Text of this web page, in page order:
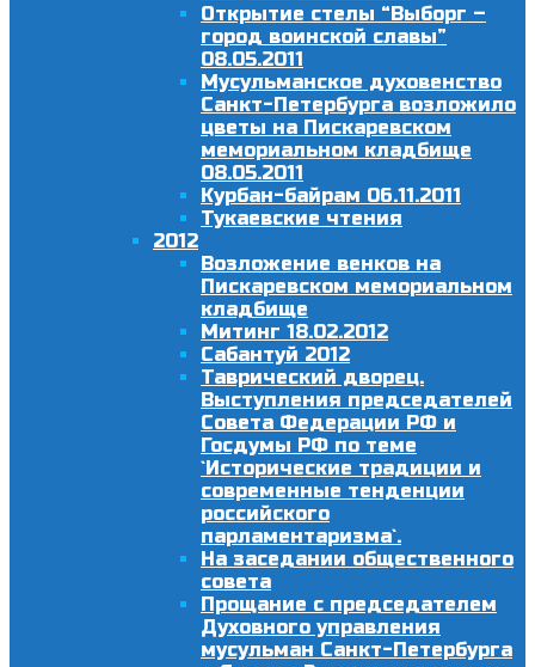
Открытие стелы “Выборг –
город воинской славы”
08.05.2011
Мусульманское духовенство
Санкт-Петербурга возложило
цветы на Пискаревском
мемориальном кладбище
08.05.2011
Курбан-байрам 06.11.2011
Тукаевские чтения
2012
Возложение венков на
Пискаревском мемориальном
кладбище
Митинг 18.02.2012
Сабантуй 2012
Таврический дворец.
Выступления председателей
Совета Федерации РФ и
Госдумы РФ по теме
`Исторические традиции и
современные тенденции
российского
парламентаризма`.
На заседании общественного
совета
Прощание с председателем
Духовного управления
мусульман Санкт-Петербурга